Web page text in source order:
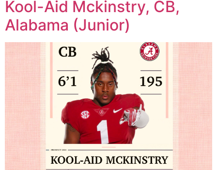
Kool-Aid Mckinstry, CB,
Alabama (Junior)